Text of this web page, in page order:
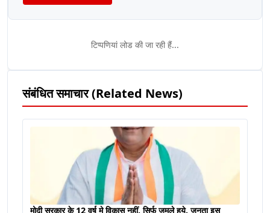
टिप्पणियां लोड की जा रही हैं...
संबंधित समाचार (Related News)
मोदी सरकार के 12 वर्ष मे विकास नहीं, सिर्फ जुमले हुये. जनता इस